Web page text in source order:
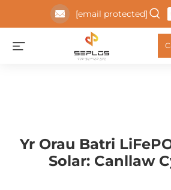
[email protected]
Yr Orau Batri
Solar: Canllaw